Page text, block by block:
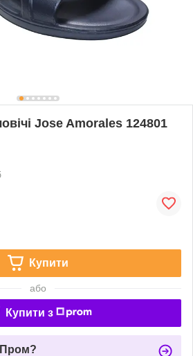
Jose Amorales 124801
Купити
або
Купити з
Пром?